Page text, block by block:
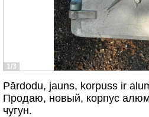
1/3
Pārdodu, jauns, korpuss ir
Продаю, новый, корпус
чугун.